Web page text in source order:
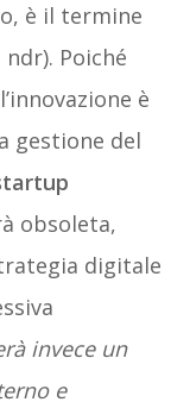
è il termine
Poiché
è
gestione del
obsoleta,
digitale
invece un
e